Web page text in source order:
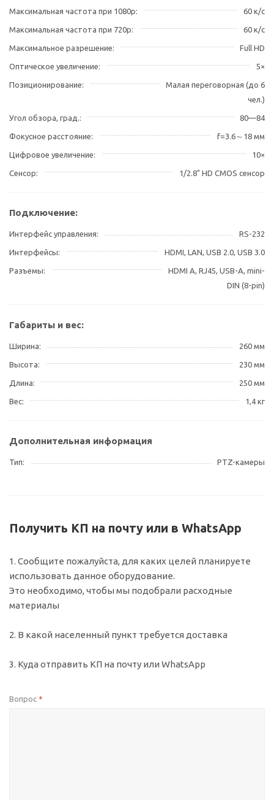
Максимальная частота при 1080p 60 к/с
Максимальная частота при 720p 60 к/с
Максимальное разрешение Full HD
Оптическое увеличение 5×
Позиционирование
Малая переговорная (до 6
чел.)
Угол обзора, град. 80—84
Фокусное расстояние f=3.6～18 мм
Цифровое увеличение 10×
Сенсор 1/2.8" HD CMOS сенсор
Подключение:
Интерфейс управления RS-232
Интерфейсы HDMI, LAN, USB 2.0, USB 3.0
Разъемы
HDMI A, RJ45, USB-A, mini-
DIN (8-pin)
Габариты и вес:
Ширина 260 мм
Высота 230 мм
Длина 250 мм
Вес 1,4 кг
Дополнительная информация
Тип PTZ-камеры
Получить КП на почту или в WhatsApp
1. Сообщите пожалуйста, для каких целей планируете
использовать данное оборудование.
Это необходимо, чтобы мы подобрали расходные
материалы
2. В какой населенный пункт требуется доставка
3. Куда отправить КП на почту или WhatsApp
Вопрос *